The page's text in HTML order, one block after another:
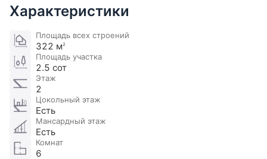
Характеристики
Площадь всех строений
322 м2
Площадь участка
2.5 сот
Этаж
2
Цокольный этаж
Есть
Мансардный этаж
Есть
Комнат
6